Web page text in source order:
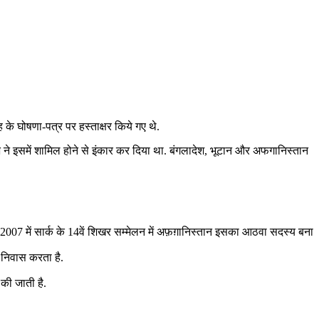
के घोषणा-पत्र पर हस्‍ताक्षर किये गए थे.
इसमें शामिल होने से इंकार कर दिया था. बंगलादेश, भूटान और अफगानिस्‍तान
2007 में सार्क के 14वें शिखर सम्मेलन में अफ़ग़ानिस्तान इसका आठवा सदस्य बना
करता है.
जाती है.